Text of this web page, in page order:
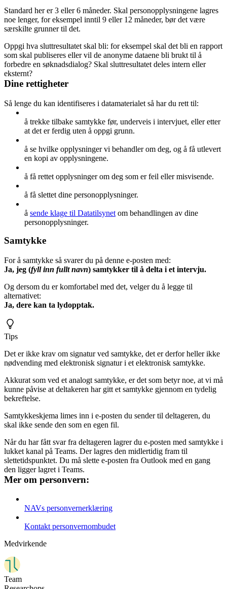
Standard her er 3 eller 6 måneder. Skal personopplysningene lagres
noe lenger, for eksempel inntil 9 eller 12 måneder, bør det være
særskilte grunner til det.
Oppgi hva sluttresultatet skal bli: for eksempel skal det bli en rapport
som skal publiseres eller vil de anonyme dataene bli brukt til å
forbedre en søknadsdialog? Skal sluttresultatet deles intern eller
eksternt?
Dine rettigheter
Så lenge du kan identifiseres i datamaterialet så har du rett til:
å trekke tilbake samtykke før, underveis i intervjuet, eller etter
at det er ferdig uten å oppgi grunn.
å se hvilke opplysninger vi behandler om deg, og å få utlevert
en kopi av opplysningene.
å få rettet opplysninger om deg som er feil eller misvisende.
å få slettet dine personopplysninger.
å sende klage til Datatilsynet om behandlingen av dine
personopplysninger.
Samtykke
For å samtykke så svarer du på denne e-posten med:
Ja, jeg (fyll inn fullt navn) samtykker til å delta i et intervju.
Og dersom du er komfortabel med det, velger du å legge til
alternativet:
Ja, dere kan ta lydopptak.
Tips
Det er ikke krav om signatur ved samtykke, det er derfor heller ikke
nødvending med elektronisk signatur i et elektronisk samtykke.
Akkurat som ved et analogt samtykke, er det som betyr noe, at vi må
kunne påvise at deltakeren har gitt et samtykke gjennom en tydelig
bekreftelse.
Samtykkeskjema limes inn i e-posten du sender til deltageren, du
skal ikke sende den som en egen fil.
Når du har fått svar fra deltageren lagrer du e-posten med samtykke i
lukket kanal på Teams. Der lagres den midlertidig fram til
slettetidspunktet. Du må slette e-posten fra Outlook med en gang
den ligger lagret i Teams.
Mer om personvern:
NAVs personvernerklæring
Kontakt personvernombudet
Medvirkende
Team